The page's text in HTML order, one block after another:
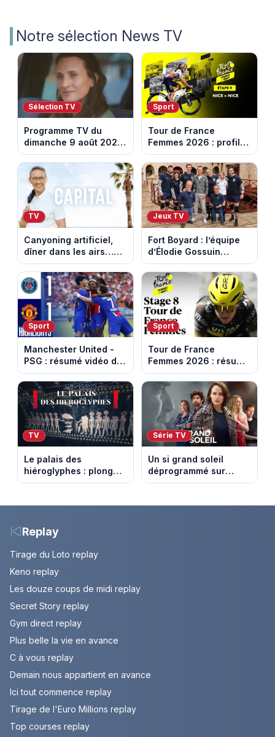
Notre sélection News TV
Sélection TV
Programme TV du
dimanche 9 août 2026
: notre sélection pour
votre soirée télé
Sport
Tour de France
Femmes 2026 : profil
et horaires de la
dernière étape à Nice
TV
Canyoning artificiel,
dîner dans les airs…
les loisirs les plus fous
passés au crible dans
Capital
Jeux TV
Fort Boyard : l’équipe
d’Élodie Gossuin
termine avec une belle
somme pour l'Unicef et
le Refuge
Sport
Manchester United -
PSG : résumé vidéo du
match amical du 8 août
2026
Sport
Tour de France
Femmes 2026 : résumé
vidéo de la 9e étape
entre Sisteron et Nice
TV
Le palais des
hiéroglyphes : plongez
dans la tombe
les archéologues
Série TV
Un si grand soleil
déprogrammé sur
France 3 : cinq
diffusés le 13 août
Replay
Tirage du Loto replay
Keno replay
Les douze coups de midi replay
Secret Story replay
Gym direct replay
Plus belle la vie en avance
C à vous replay
Demain nous appartient en avance
Ici tout commence replay
Tirage de l'Euro Millions replay
Top courses replay